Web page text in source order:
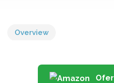
Overview